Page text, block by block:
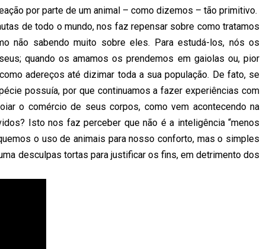
por parte de um animal – como dizemos – tão primitivo.
de todo o mundo, nos faz repensar sobre como tratamos
não sabendo muito sobre eles. Para estudá-los, nós os
quando os amamos os prendemos em gaiolas ou, pior
adereços até dizimar toda a sua população. De fato, se
possuía, por que continuamos a fazer experiências com
o comércio de seus corpos, como vem acontecendo na
Isto nos faz perceber que não é a inteligência “menos
o uso de animais para nosso conforto, mas o simples
desculpas tortas para justificar os fins, em detrimento dos